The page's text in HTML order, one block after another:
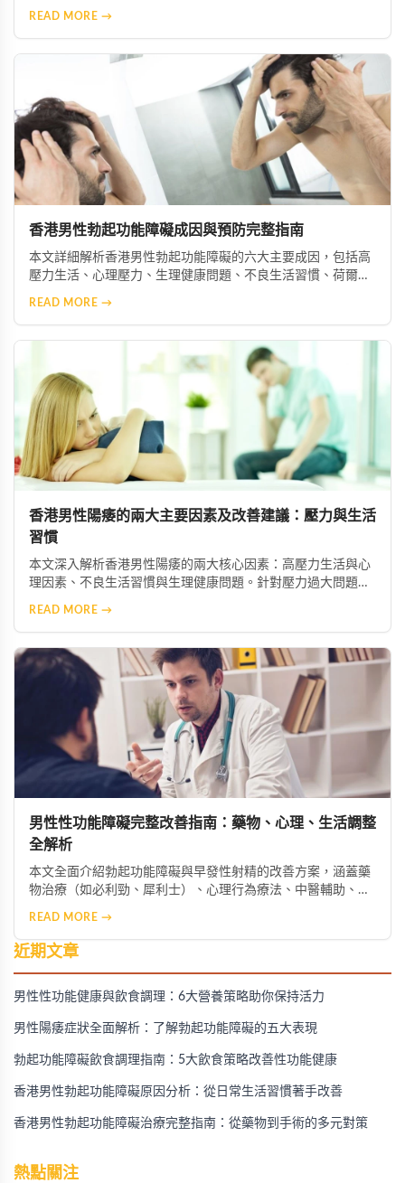
READ MORE →
香港男性勃起功能障礙成因與預防完整指南
本文詳細解析香港男性勃起功能障礙的六大主要成因，包括高
壓力生活、心理壓力、生理健康問題、不良生活習慣、荷爾蒙
READ MORE →
香港男性陽痿的兩大主要因素及改善建議：壓力與生活
習慣
本文深入解析香港男性陽痿的兩大核心因素：高壓力生活與心
理因素、不良生活習慣與生理健康問題。針對壓力過大問題，
限酒的健康生活模式，助男性重獲自信與健康。
READ MORE →
男性性功能障礙完整改善指南：藥物、心理、生活調整
全解析
本文全面介紹勃起功能障礙與早發性射精的改善方案，涵蓋藥
物治療（如必利勁、犀利士）、心理行為療法、中醫輔助、生
READ MORE →
近期文章
男性性功能健康與飲食調理：6大營養策略助你保持活力
男性陽痿症狀全面解析：了解勃起功能障礙的五大表現
勃起功能障礙飲食調理指南：5大飲食策略改善性功能健康
香港男性勃起功能障礙原因分析：從日常生活習慣著手改善
香港男性勃起功能障礙治療完整指南：從藥物到手術的多元對策
熱點關注